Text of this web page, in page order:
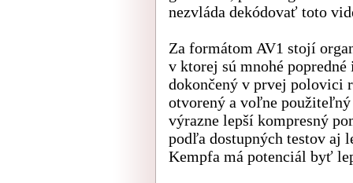
nezvláda dekódovať toto
Za formátom AV1 stojí
v ktorej sú mnohé
dokončený v prvej polovici
otvorený a voľne
výrazne lepší kompresný
podľa dostupných testov aj
Kempfa má potenciál byť